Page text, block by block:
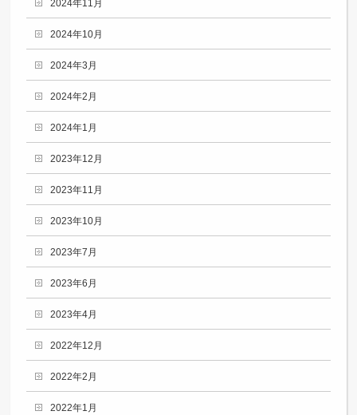
2024年11月
2024年10月
2024年3月
2024年2月
2024年1月
2023年12月
2023年11月
2023年10月
2023年7月
2023年6月
2023年4月
2022年12月
2022年2月
2022年1月